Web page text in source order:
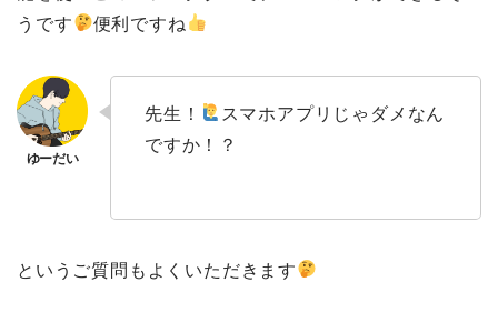
うです
便利ですね
先生！
スマホアプリじゃダメなん
ですか！？
というご質問もよくいただきます